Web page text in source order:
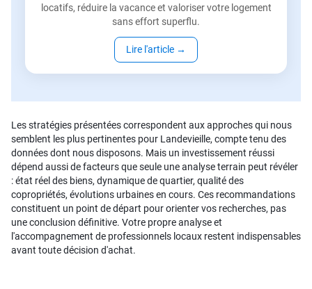
locatifs, réduire la vacance et valoriser votre logement
sans effort superflu.
Lire l'article →
Les stratégies présentées correspondent aux approches qui nous
semblent les plus pertinentes pour Landevieille, compte tenu des
données dont nous disposons. Mais un investissement réussi
dépend aussi de facteurs que seule une analyse terrain peut révéler
: état réel des biens, dynamique de quartier, qualité des
copropriétés, évolutions urbaines en cours. Ces recommandations
constituent un point de départ pour orienter vos recherches, pas
une conclusion définitive. Votre propre analyse et
l'accompagnement de professionnels locaux restent indispensables
avant toute décision d'achat.